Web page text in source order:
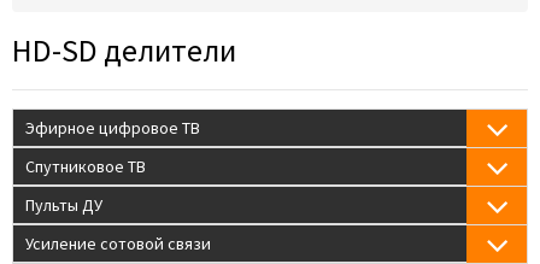
HD-SD делители
Эфирное цифровое ТВ
Спутниковое ТВ
Пульты ДУ
Усиление сотовой связи